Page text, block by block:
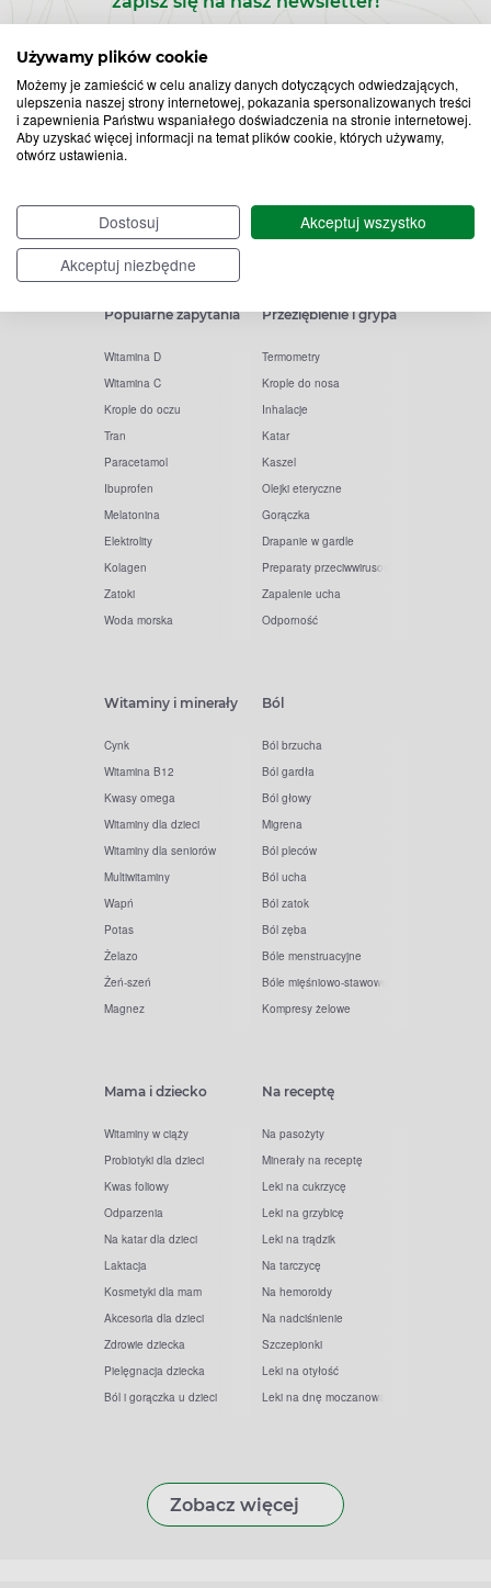
Używamy plików cookie
Możemy je zamieścić w celu analizy danych dotyczących odwiedzających,
ulepszenia naszej strony internetowej, pokazania spersonalizowanych treści
i zapewnienia Państwu wspaniałego doświadczenia na stronie internetowej.
Aby uzyskać więcej informacji na temat plików cookie, których używamy,
otwórz ustawienia.
Dostosuj
Akceptuj wszystko
Akceptuj niezbędne
Zapisz
do
newslettera
Chcę otrzymywać newsletter Apteline* rozwiń>
Popularne zapytania
Witamina D
Witamina C
Krople do oczu
Tran
Paracetamol
Ibuprofen
Melatonina
Elektrolity
Kolagen
Zatoki
Woda morska
Przeziębienie i grypa
Termometry
Krople do nosa
Inhalacje
Katar
Kaszel
Olejki eteryczne
Gorączka
Drapanie w gardle
Preparaty przeciwwirusowe
Zapalenie ucha
Odporność
Witaminy i minerały
Cynk
Witamina B12
Kwasy omega
Witaminy dla dzieci
Witaminy dla seniorów
Multiwitaminy
Wapń
Potas
Żelazo
Żeń-szeń
Magnez
Ból
Ból brzucha
Ból gardła
Ból głowy
Migrena
Ból pleców
Ból ucha
Ból zatok
Ból zęba
Bóle menstruacyjne
Bóle mięśniowo-stawowe
Kompresy żelowe
Mama i dziecko
Witaminy w ciąży
Probiotyki dla dzieci
Kwas foliowy
Odparzenia
Na katar dla dzieci
Laktacja
Kosmetyki dla mam
Akcesoria dla dzieci
Zdrowie dziecka
Pielęgnacja dziecka
Ból i gorączka u dzieci
Na receptę
Na pasożyty
Minerały na receptę
Leki na cukrzycę
Leki na grzybicę
Leki na trądzik
Na tarczycę
Na hemoroidy
Na nadciśnienie
Szczepionki
Leki na otyłość
Leki na dnę moczanową
Zobacz więcej